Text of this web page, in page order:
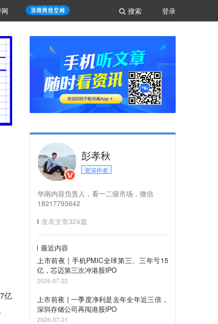
登录
搜索
亿
彭孝秋
资深作者
华南内容负责人，看一二级市场，微信
18217793642
发表文章324篇
最近内容
上市前夜 | 手机PMIC全球第三、三年亏15
亿，芯迈第三次冲港股IPO
2026-07-22
上市前夜 | 一季度净利是去年全年近三倍，
深圳存储公司再闯港股IPO
2026-07-21